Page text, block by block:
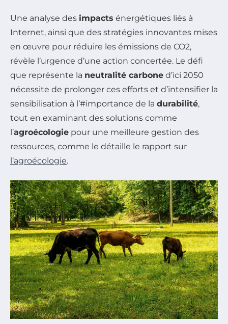
Une analyse des impacts énergétiques liés à
Internet, ainsi que des stratégies innovantes mises
en œuvre pour réduire les émissions de CO2,
révèle l’urgence d’une action concertée. Le défi
que représente la neutralité carbone d’ici 2050
nécessite de prolonger ces efforts et d’intensifier la
sensibilisation à l’#importance de la durabilité,
tout en examinant des solutions comme
l’agroécologie pour une meilleure gestion des
ressources, comme le détaille le rapport sur
l’agroécologie.